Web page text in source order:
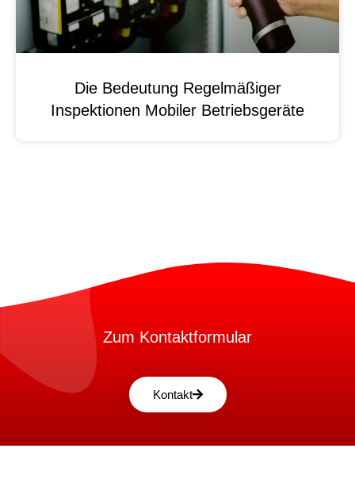
Die Bedeutung Regelmäßiger
Inspektionen Mobiler Betriebsgeräte
Zum Kontaktformular
Kontakt